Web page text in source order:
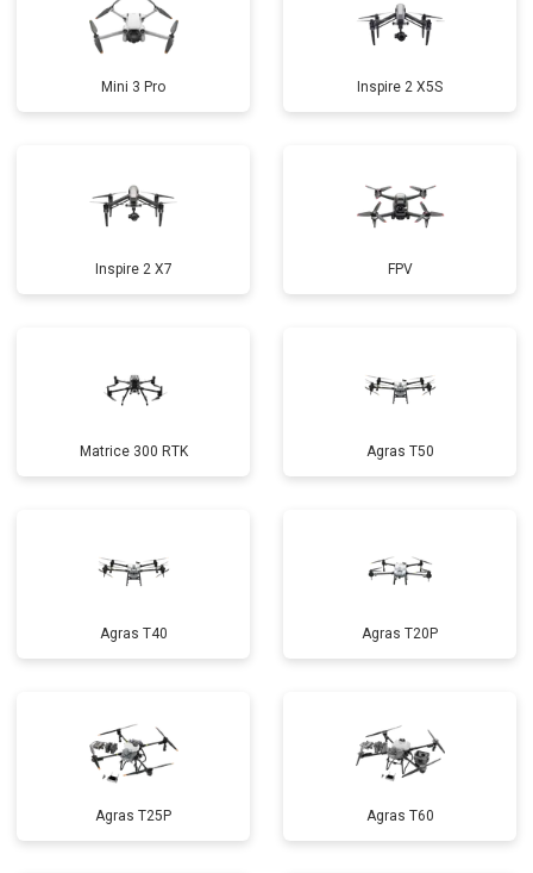
Mini 3 Pro Inspire 2 X5S
Inspire 2 X7 FPV
Matrice 300 RTK Agras T50
Agras T40 Agras T20P
Agras T25P Agras T60